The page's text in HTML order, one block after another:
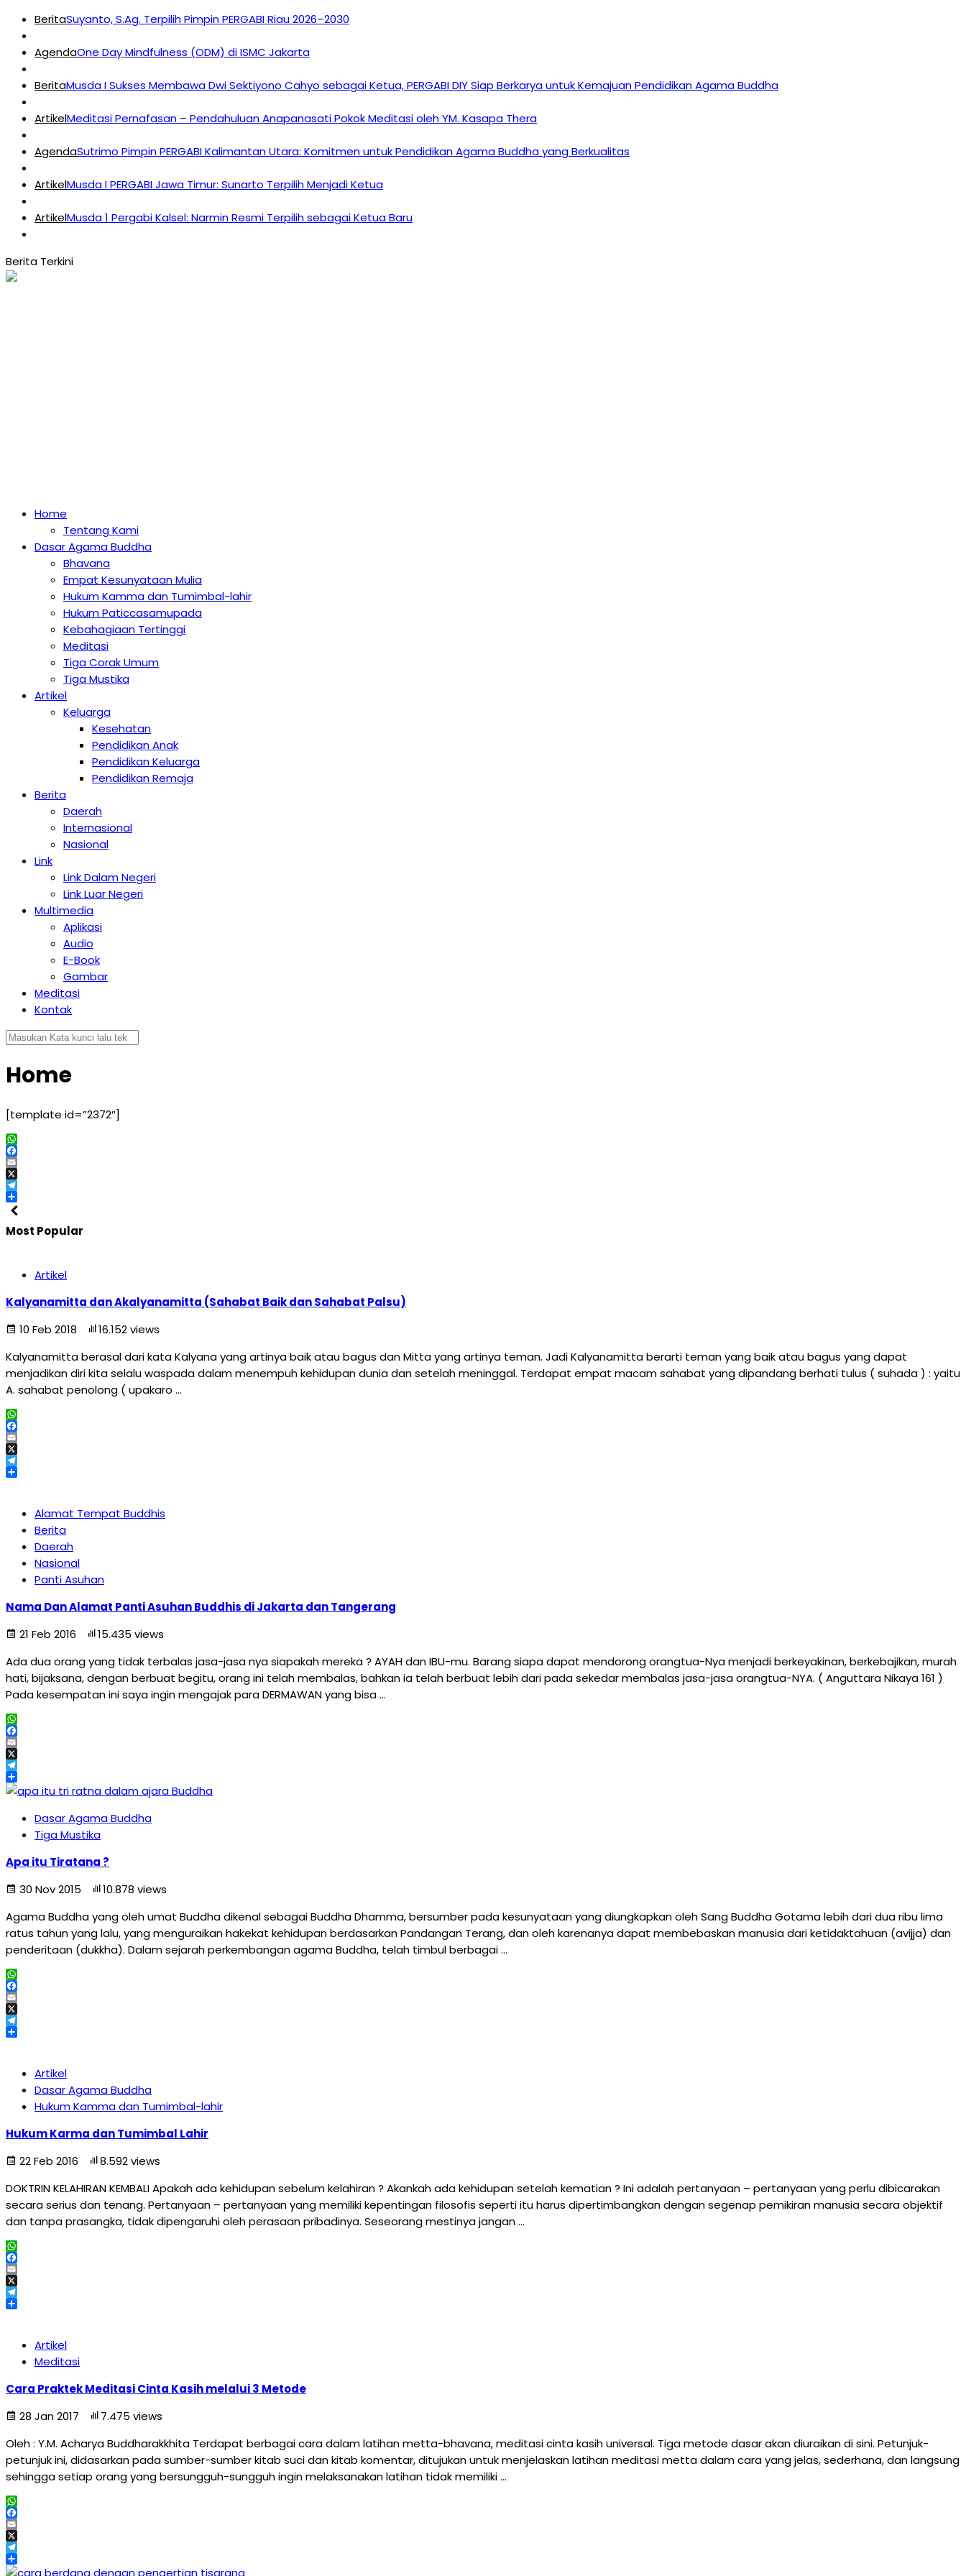
BeritaSuyanto, S.Ag. Terpilih Pimpin PERGABI Riau 2026–2030
AgendaOne Day Mindfulness (ODM) di ISMC Jakarta
BeritaMusda I Sukses Membawa Dwi Sektiyono Cahyo sebagai Ketua, PERGABI DIY Siap Berkarya untuk Kemajuan Pendidikan Agama Buddha
ArtikelMeditasi Pernafasan – Pendahuluan Anapanasati Pokok Meditasi oleh YM. Kasapa Thera
AgendaSutrimo Pimpin PERGABI Kalimantan Utara: Komitmen untuk Pendidikan Agama Buddha yang Berkualitas
ArtikelMusda I PERGABI Jawa Timur: Sunarto Terpilih Menjadi Ketua
ArtikelMusda 1 Pergabi Kalsel: Narmin Resmi Terpilih sebagai Ketua Baru
Home
Tentang Kami
Dasar Agama Buddha
Bhavana
Empat Kesunyataan Mulia
Hukum Kamma dan Tumimbal-lahir
Hukum Paticcasamupada
Kebahagiaan Tertinggi
Meditasi
Tiga Corak Umum
Tiga Mustika
Artikel
Keluarga
Kesehatan
Pendidikan Anak
Pendidikan Keluarga
Pendidikan Remaja
Berita
Daerah
Internasional
Nasional
Link
Link Dalam Negeri
Link Luar Negeri
Multimedia
Aplikasi
Audio
E-Book
Gambar
Meditasi
Kontak
Home
[template id=”2372″]
WhatsApp
Facebook
Email
X
Telegram
Share
Most Popular
Artikel
Kalyanamitta dan Akalyanamitta (Sahabat Baik dan Sahabat Palsu)
10 Feb 2018
16.152 views
Kalyanamitta berasal dari kata Kalyana yang artinya baik atau bagus dan Mitta yang artinya teman. Jadi Kalyanamitta berarti teman yang baik atau bagus yang dapat
menjadikan diri kita selalu waspada dalam menempuh kehidupan dunia dan setelah meninggal. Terdapat empat macam sahabat yang dipandang berhati tulus ( suhada ) : yaitu
A. sahabat penolong ( upakaro …
WhatsApp
Facebook
Email
X
Telegram
Alamat Tempat Buddhis
Berita
Daerah
Nasional
Panti Asuhan
Nama Dan Alamat Panti Asuhan Buddhis di Jakarta dan Tangerang
21 Feb 2016
15.435 views
Ada dua orang yang tidak terbalas jasa-jasa nya siapakah mereka ? AYAH dan IBU-mu. Barang siapa dapat mendorong orangtua-Nya menjadi berkeyakinan, berkebajikan, murah
hati, bijaksana, dengan berbuat begitu, orang ini telah membalas, bahkan ia telah berbuat lebih dari pada sekedar membalas jasa-jasa orangtua-NYA. ( Anguttara Nikaya 161 )
Pada kesempatan ini saya ingin mengajak para DERMAWAN yang bisa …
WhatsApp
Facebook
Email
X
Telegram
Share
Dasar Agama Buddha
Tiga Mustika
Apa itu Tiratana ?
30 Nov 2015
10.878 views
Agama Buddha yang oleh umat Buddha dikenal sebagai Buddha Dhamma, bersumber pada kesunyataan yang diungkapkan oleh Sang Buddha Gotama lebih dari dua ribu lima
ratus tahun yang lalu, yang menguraikan hakekat kehidupan berdasarkan Pandangan Terang, dan oleh karenanya dapat membebaskan manusia dari ketidaktahuan (avijja) dan
penderitaan (dukkha). Dalam sejarah perkembangan agama Buddha, telah timbul berbagai …
WhatsApp
Facebook
Email
X
Telegram
Artikel
Dasar Agama Buddha
Hukum Kamma dan Tumimbal-lahir
Hukum Karma dan Tumimbal Lahir
22 Feb 2016
8.592 views
DOKTRIN KELAHIRAN KEMBALI Apakah ada kehidupan sebelum kelahiran ? Akankah ada kehidupan setelah kematian ? Ini adalah pertanyaan – pertanyaan yang perlu dibicarakan
secara serius dan tenang. Pertanyaan – pertanyaan yang memiliki kepentingan filosofis seperti itu harus dipertimbangkan dengan segenap pemikiran manusia secara objektif
dan tanpa prasangka, tidak dipengaruhi oleh perasaan pribadinya. Seseorang mestinya jangan …
WhatsApp
Facebook
Email
X
Telegram
Artikel
Meditasi
Cara Praktek Meditasi Cinta Kasih melalui 3 Metode
28 Jan 2017
7.475 views
Oleh : Y.M. Acharya Buddharakkhita Terdapat berbagai cara dalam latihan metta-bhavana, meditasi cinta kasih universal. Tiga metode dasar akan diuraikan di sini. Petunjuk-
petunjuk ini, didasarkan pada sumber-sumber kitab suci dan kitab komentar, ditujukan untuk menjelaskan latihan meditasi metta dalam cara yang jelas, sederhana, dan langsung
sehingga setiap orang yang bersungguh-sungguh ingin melaksanakan latihan tidak memiliki …
WhatsApp
Facebook
Email
X
Telegram
Share